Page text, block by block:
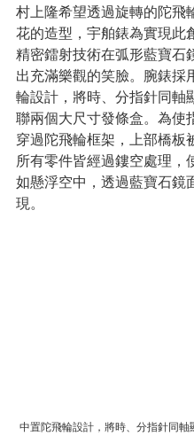
村上隆希望透過旋轉的陀飛
花的造型，宇舶錶為實現此
精密鐳射技術在弧形藍寶石
出充滿樂觀的笑臉。腕錶採
輪設計，將時、分指針同軸
聯兩個大尺寸發條盒。為使
穿過陀飛輪框架，上部橋板
所有零件皆經過鏤空處理，
如懸浮空中，透過藍寶石鏡
現。
中置陀飛輪設計，將時、分指針同軸